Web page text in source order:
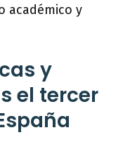
académico y
y
el tercer